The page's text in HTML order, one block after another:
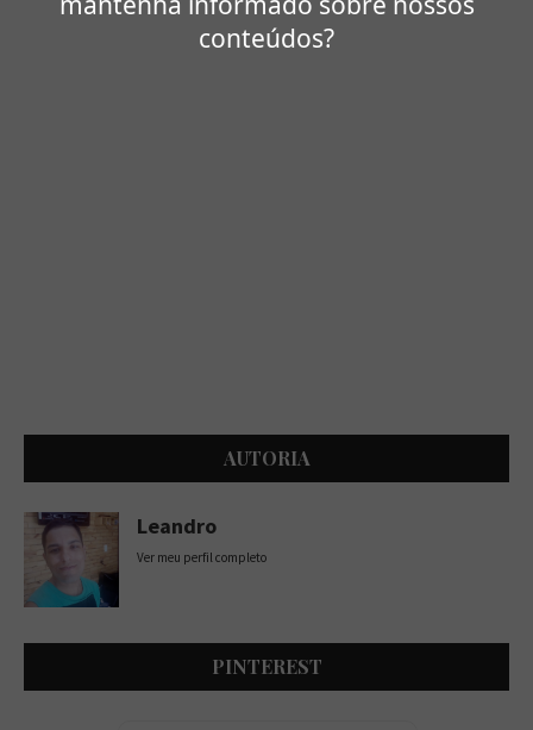
conteúdos?
AUTORIA
Leandro
Ver meu perfil completo
PINTEREST